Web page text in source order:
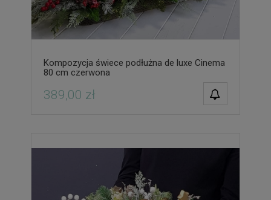
Kompozycja świece podłużna de luxe Cinema
80 cm czerwona
389,00 zł